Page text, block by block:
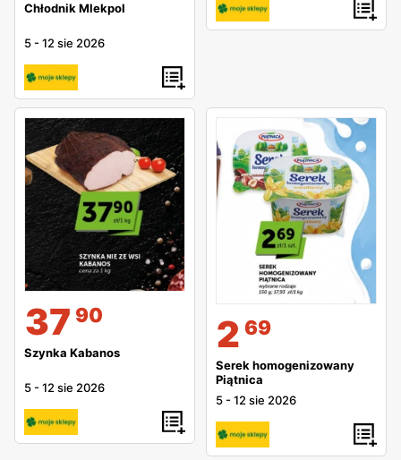
Chłodnik Mlekpol
5 -12 sie 2026
37 90
Szynka Kabanos
5 -12 sie 2026
2 69
Serek homogenizowany
Piątnica
5 -12 sie 2026